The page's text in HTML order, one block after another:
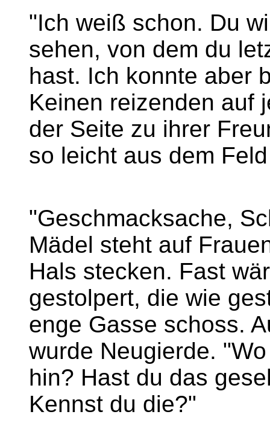
"Ich weiß schon. Du
sehen, von dem du
hast. Ich konnte aber
Keinen reizenden auf
der Seite zu ihrer
so leicht aus dem
"Geschmacksache,
Mädel steht auf
Hals stecken. Fast
gestolpert, die wie
enge Gasse schoss.
wurde Neugierde.
hin? Hast du das
Kennst du die?"